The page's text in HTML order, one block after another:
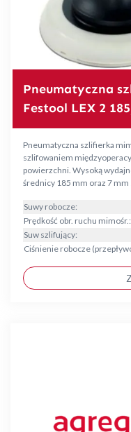
Pneumatyczna
Festool LEX 2
Pneumatyczna szlifierka
szlifowaniem
powierzchni. Wysoką
średnicy 185 mm oraz 7 mm
Suwy robocze:
Prędkość obr. ruchu mimośr.:
Suw szlifujący:
Ciśnienie robocze